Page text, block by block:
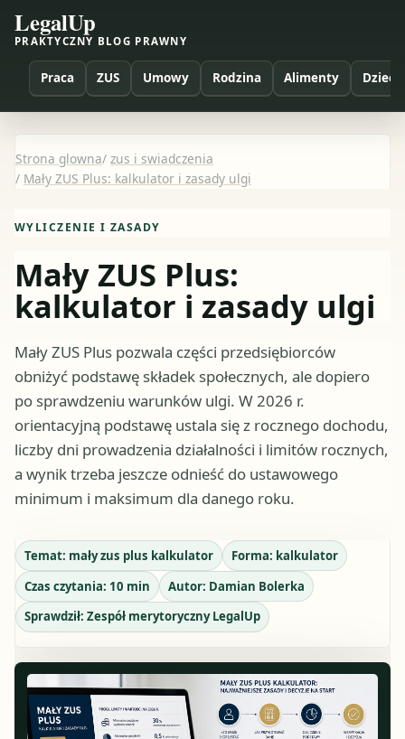
LegalUp
PRAKTYCZNY BLOG PRAWNY
Praca ZUS Umowy Rodzina Alimenty Dzieci
Strona glowna/ zus i swiadczenia
/ Mały ZUS Plus: kalkulator i zasady ulgi
WYLICZENIE I ZASADY
Mały ZUS Plus:
kalkulator i zasady ulgi
Mały ZUS Plus pozwala części przedsiębiorców
obniżyć podstawę składek społecznych, ale dopiero
po sprawdzeniu warunków ulgi. W 2026 r.
orientacyjną podstawę ustala się z rocznego dochodu,
liczby dni prowadzenia działalności i limitów rocznych,
a wynik trzeba jeszcze odnieść do ustawowego
minimum i maksimum dla danego roku.
Temat: mały zus plus kalkulator Forma: kalkulator
Czas czytania: 10 min Autor: Damian Bolerka
Sprawdził: Zespół merytoryczny LegalUp